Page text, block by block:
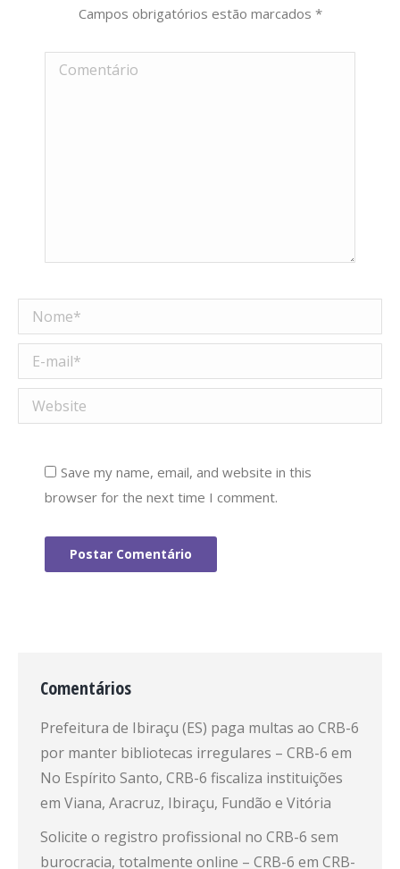
Campos obrigatórios estão marcados *
Comentário
Nome *
E-mail *
Website
Save my name, email, and website in this
browser for the next time I comment.
Postar Comentário
Comentários
Prefeitura de Ibiraçu (ES) paga multas ao CRB-6
por manter bibliotecas irregulares – CRB-6 em
No Espírito Santo, CRB-6 fiscaliza instituições
em Viana, Aracruz, Ibiraçu, Fundão e Vitória
Solicite o registro profissional no CRB-6 sem
burocracia, totalmente online – CRB-6 em CRB-